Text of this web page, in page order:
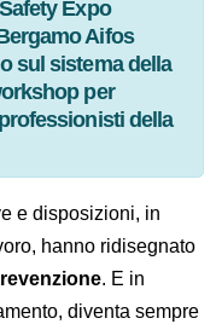
Expo
Aifos
sul sistema della
per
della
e disposizioni, in
hanno
e della
di profondo